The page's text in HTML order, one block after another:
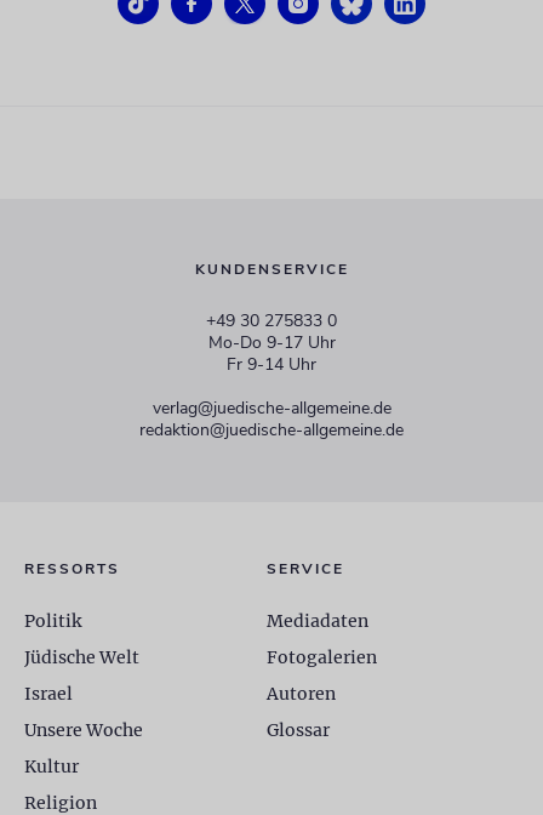
KUNDENSERVICE
+49 30 275833 0
Mo-Do 9-17 Uhr
Fr 9-14 Uhr
verlag@juedische-allgemeine.de
redaktion@juedische-allgemeine.de
RESSORTS
Politik
Jüdische Welt
Israel
Unsere Woche
Kultur
Religion
SERVICE
Mediadaten
Fotogalerien
Autoren
Glossar